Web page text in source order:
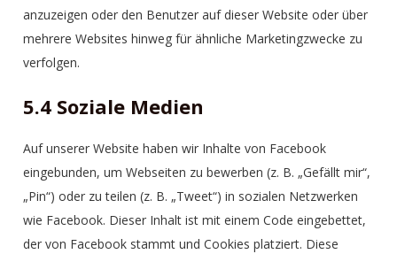
anzuzeigen oder den Benutzer auf dieser Website oder über
mehrere Websites hinweg für ähnliche Marketingzwecke zu
verfolgen.
5.4 Soziale Medien
Auf unserer Website haben wir Inhalte von Facebook
eingebunden, um Webseiten zu bewerben (z. B. „Gefällt mir“,
„Pin“) oder zu teilen (z. B. „Tweet“) in sozialen Netzwerken
wie Facebook. Dieser Inhalt ist mit einem Code eingebettet,
der von Facebook stammt und Cookies platziert. Diese